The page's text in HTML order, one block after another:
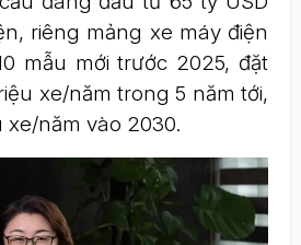
riêng mảng xe máy điện
mẫu mới trước 2025, đặt
xe/năm trong 5 năm tới,
xe/năm vào 2030.